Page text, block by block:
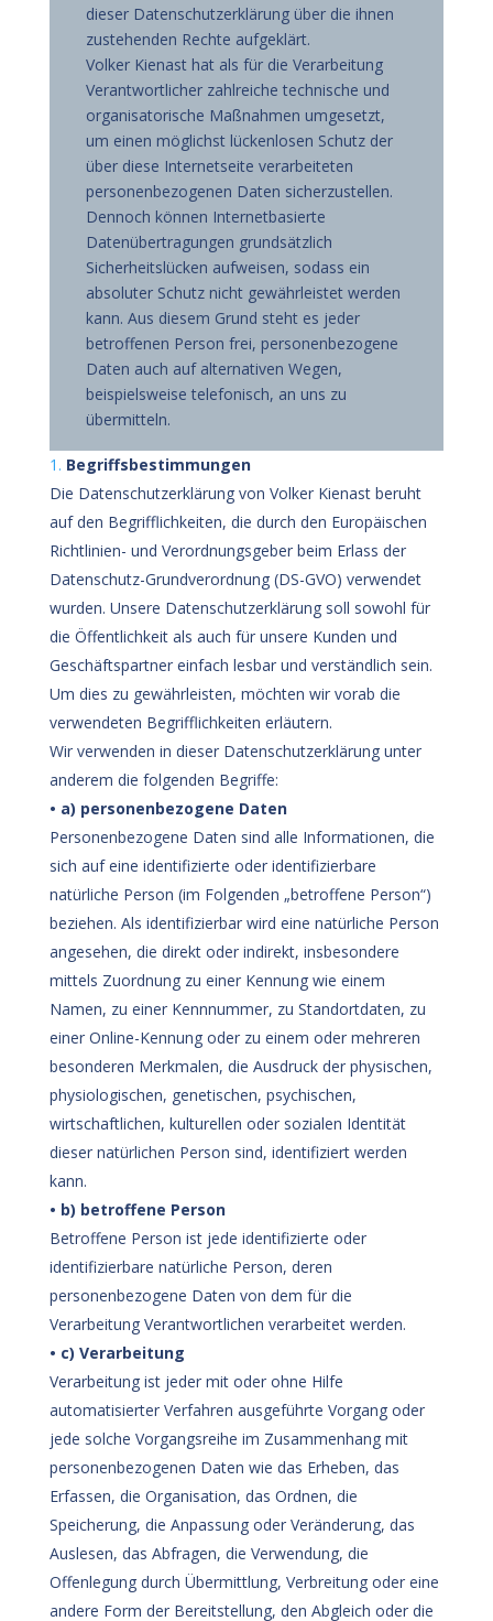
dieser Datenschutzerklärung über die ihnen
zustehenden Rechte aufgeklärt.
Volker Kienast hat als für die Verarbeitung
Verantwortlicher zahlreiche technische und
organisatorische Maßnahmen umgesetzt,
um einen möglichst lückenlosen Schutz der
über diese Internetseite verarbeiteten
personenbezogenen Daten sicherzustellen.
Dennoch können Internetbasierte
Datenübertragungen grundsätzlich
Sicherheitslücken aufweisen, sodass ein
absoluter Schutz nicht gewährleistet werden
kann. Aus diesem Grund steht es jeder
betroffenen Person frei, personenbezogene
Daten auch auf alternativen Wegen,
beispielsweise telefonisch, an uns zu
übermitteln.
Begriffsbestimmungen
Die Datenschutzerklärung von Volker Kienast beruht
auf den Begrifflichkeiten, die durch den Europäischen
Richtlinien- und Verordnungsgeber beim Erlass der
Datenschutz-Grundverordnung (DS-GVO) verwendet
wurden. Unsere Datenschutzerklärung soll sowohl für
die Öffentlichkeit als auch für unsere Kunden und
Geschäftspartner einfach lesbar und verständlich sein.
Um dies zu gewährleisten, möchten wir vorab die
verwendeten Begrifflichkeiten erläutern.
Wir verwenden in dieser Datenschutzerklärung unter
anderem die folgenden Begriffe:
• a) personenbezogene Daten
Personenbezogene Daten sind alle Informationen, die
sich auf eine identifizierte oder identifizierbare
natürliche Person (im Folgenden „betroffene Person“)
beziehen. Als identifizierbar wird eine natürliche Person
angesehen, die direkt oder indirekt, insbesondere
mittels Zuordnung zu einer Kennung wie einem
Namen, zu einer Kennnummer, zu Standortdaten, zu
einer Online-Kennung oder zu einem oder mehreren
besonderen Merkmalen, die Ausdruck der physischen,
physiologischen, genetischen, psychischen,
wirtschaftlichen, kulturellen oder sozialen Identität
dieser natürlichen Person sind, identifiziert werden
kann.
• b) betroffene Person
Betroffene Person ist jede identifizierte oder
identifizierbare natürliche Person, deren
personenbezogene Daten von dem für die
Verarbeitung Verantwortlichen verarbeitet werden.
• c) Verarbeitung
Verarbeitung ist jeder mit oder ohne Hilfe
automatisierter Verfahren ausgeführte Vorgang oder
jede solche Vorgangsreihe im Zusammenhang mit
personenbezogenen Daten wie das Erheben, das
Erfassen, die Organisation, das Ordnen, die
Speicherung, die Anpassung oder Veränderung, das
Auslesen, das Abfragen, die Verwendung, die
Offenlegung durch Übermittlung, Verbreitung oder eine
andere Form der Bereitstellung, den Abgleich oder die